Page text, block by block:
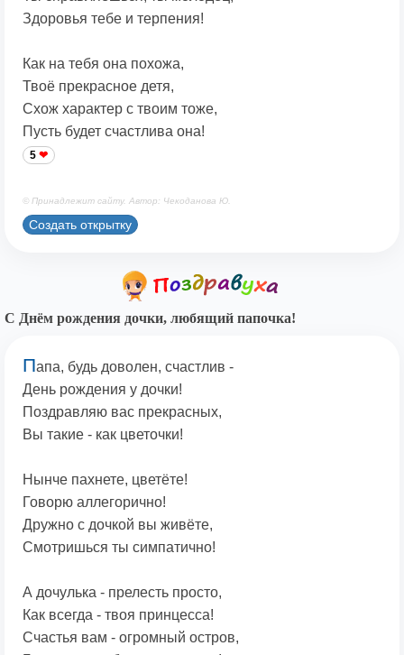
Здоровья тебе и терпения!
Как на тебя она похожа,
Твоё прекрасное детя,
Схож характер с твоим тоже,
Пусть будет счастлива она!
5
© Принадлежит сайту. Автор: Чекоданова Ю.
Создать открытку
С Днём рождения дочки, любящий папочка!
Папа, будь доволен, счастлив -
День рождения у дочки!
Поздравляю вас прекрасных,
Вы такие - как цветочки!
Нынче пахнете, цветёте!
Говорю аллегорично!
Дружно с дочкой вы живёте,
Смотришься ты симпатично!
А дочулька - прелесть просто,
Как всегда - твоя принцесса!
Счастья вам - огромный остров,